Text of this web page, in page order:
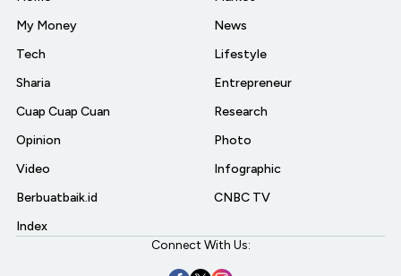
My Money
Tech
Sharia
Cuap Cuap Cuan
Opinion
Video
Berbuatbaik.id
Index
News
Lifestyle
Entrepreneur
Research
Photo
Infographic
CNBC TV
Connect With Us: